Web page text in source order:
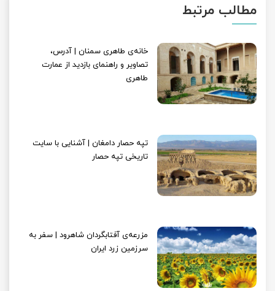
مطالب مرتبط
خانه‌ی طاهری سمنان | آدرس،
تصاویر و راهنمای بازدید از عمارت
طاهری
تپه حصار دامغان | آشنایی با سایت
تاریخی تپه حصار
مزرعه‌ی آفتابگردان شاهرود | سفر به
سرزمین زرد ایران